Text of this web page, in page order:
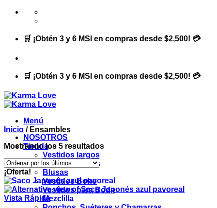
Saltar
🛒 ¡Obtén 3 y 6 MSI en compras desde $2,500! 💳
🛒 ¡Obtén 3 y 6 MSI en compras desde $2,500! 💳
Menú
NOSOTROS
Tienda
Vestidos largos
Vestidos cortos
Blusas
Vestidos Boho
Vestidos para Boda
Mezclilla
Inicio /Ensambles
Mostrando los 5 resultadosOrdenado
¡Oferta!
Vista Rápida